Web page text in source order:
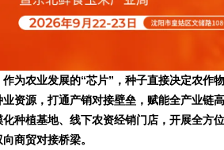
农业发展的“芯片”，种子直接决定农作
资源，打通产销对接壁垒，赋能全产业链
种植基地、线下农资经销门店，开展全方
商贸对接桥梁。